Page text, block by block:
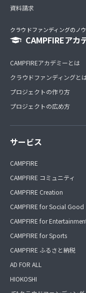
資料請求
クラウドファンディングのノ
CAMPFIREアカ
CAMPFIREアカデミーとは
クラウドファンディングと
プロジェクトの作り方
プロジェクトの広め方
サービス
CAMPFIRE
CAMPFIRE コミュニティ
CAMPFIRE Creation
CAMPFIRE for Social Good
CAMPFIRE for
CAMPFIRE for Sports
CAMPFIRE ふるさと納税
AD FOR ALL
HIOKOSHI